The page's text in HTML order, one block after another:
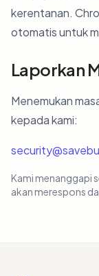
kerentanan.
otomatis untuk
Laporkan
Menemukan
kepada kami:
Kami menanggapi
akan merespons